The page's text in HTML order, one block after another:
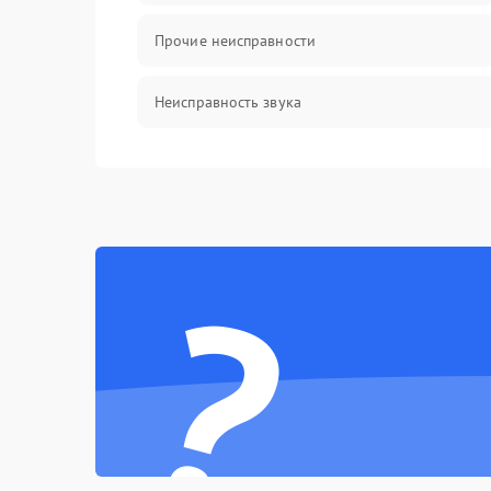
Прочие неисправности
Неисправность звука
?